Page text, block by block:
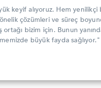
keyif alıyoruz. Hem yenilikçi
çözümleri ve süreç
bizim için. Bunun
büyük fayda sağlıyor."